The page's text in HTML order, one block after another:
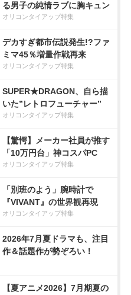
る男子の純情ラブに胸キュン
オリコンタイアップ特集
デカすぎ都市伝説発生!?ファ
ミマ45％増量作戦再来
オリコンタイアップ特集
SUPER★DRAGON、自ら描
いた”レトロフューチャー”
オリコンタイアップ特集
【驚愕】メーカー社員が推す
「10万円台」神コスパPC
オリコンタイアップ特集
「別班のよう」腕時計で
『VIVANT』の世界観再現
オリコンタイアップ特集
2026年7月夏ドラマも、注目
作＆話題作が勢ぞろい！
【夏アニメ2026】7月期夏の